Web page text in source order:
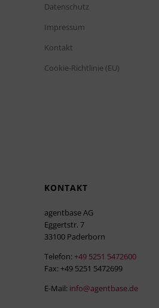
Datenschutz
Impressum
Kontakt
Cookie-Richtlinie (EU)
KONTAKT
agentbase AG
Eggertstr. 7
33100 Paderborn
Telefon: +49 5251 5472600
Fax: +49 5251 5472699
E-Mail: info@agentbase.de